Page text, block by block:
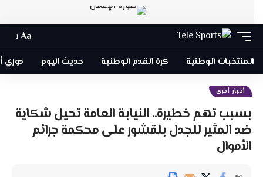
Aa
المنتخبات الوطنية كرة القدم الوطنية حديث اليوم دوري
أخبار أخرى
بسبب تهم خطيرة.. النيابة العامة تحيل شكاية
ضد المثير للجدل بلقشور على محكمة جرائم
الأموال